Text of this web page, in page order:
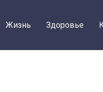
Жизнь Здоровье